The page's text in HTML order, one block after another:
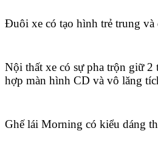
Đuôi xe có tạo hình trẻ trung và
Nội thất xe có sự pha trộn giữ
hợp màn hình CD và vô lăng
Ghế lái Morning có kiểu dáng